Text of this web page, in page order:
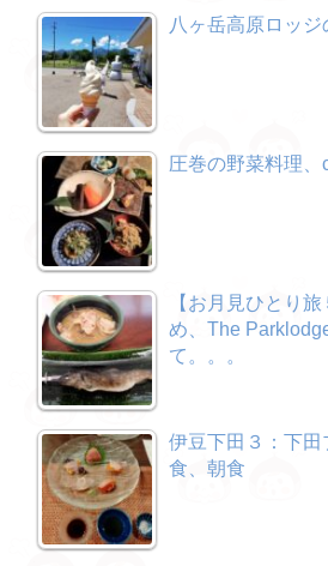
八ヶ岳高原ロッ
圧巻の野菜料理、
【お月見ひとり
め、The
て。。。
伊豆下田３：下
食、朝食